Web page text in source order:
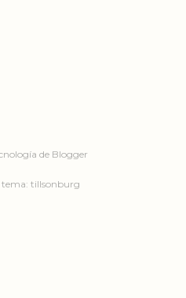
de Blogger
tema: tillsonburg